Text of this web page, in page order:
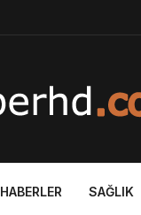
HABERLER SAĞLIK